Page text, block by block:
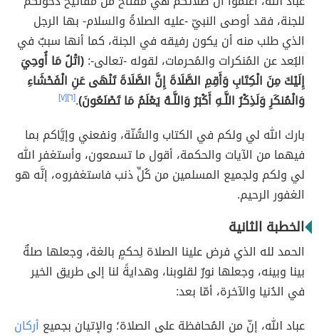
للجنة، فقد أوصى النبيّ -عليه الصلاةُ والسلام- بها الرجل
الذي طلب منه أن يكون رفيقه في الجنة، كما أنها سببٌ في
البُعد عن المُنكرات والمُحرمات، لقوله -تعالى-:(اتْلُ مَا أُوحِيَ
إِلَيْكَ مِنَ الْكِتَابِ وَأَقِمِ الصَّلَاةَ إِنَّ الصَّلَاةَ تَنْهَى عَنِ الْفَحْشَاءِ
وَالْمُنكَرِ وَلَذِكْرُ اللَّـهِ أَكْبَرُ وَاللَّـهُ يَعْلَمُ مَا تَصْنَعُونَ).[٦] [٧]
بارك الله لي ولكم في الكتاب والسُّنّة، ونفعني وإيَّاكم بما
فيهما من الآيات والحكمة، أقول ما تسمعون، وأستغفر الله
لي ولكم ولجميع المسلمين من كُلِّ ذنب فاستغفروه، إنَّه هو
الغفور الرحيم.
الخطبة الثانية
الحمد لله الذي فرض علينا الصلاة لِحكمٍ بالغة، وجعلها صلةٌ
بينا وبينه، وجعلها نورٌ لقلوبنا، وهدايةً لنا إلى طريق الخير
في الدُنيا والآخرة، أمّا بعد:
عباد الله، إنّ من المُحافظة على الصلاة؛ والإتيان بجميع أركان